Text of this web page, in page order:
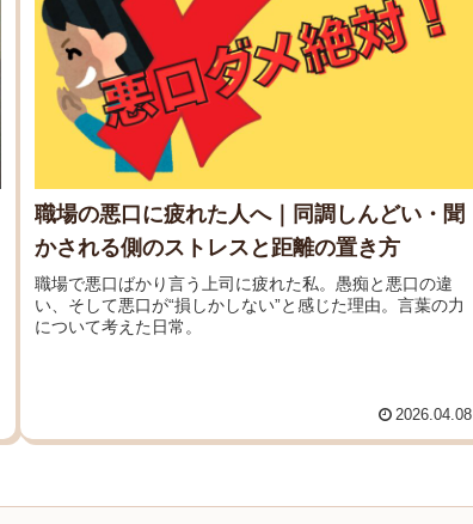
職場の悪口に疲れた人へ｜同調しんどい・聞
かされる側のストレスと距離の置き方
職場で悪口ばかり言う上司に疲れた私。愚痴と悪口の違
い、そして悪口が“損しかしない”と感じた理由。言葉の力
について考えた日常。
2026.04.08